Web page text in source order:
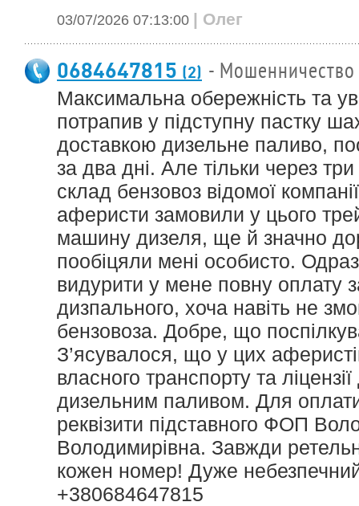
03/07/2026 07:13:00 | Олег
0684647815 (2) - Мошенничество
Максимальна обережність та
потрапив у підступну пастку
доставкою дизельне паливо,
за два дні. Але тільки через
склад бензовоз відомої
аферисти замовили у цього
машину дизеля, ще й значно
пообіцяли мені особисто.
видурити у мене повну оплату
дизпального, хоча навіть не
бензовоза. Добре, що
З’ясувалося, що у цих
власного транспорту та ліцензії
дизельним паливом. Для
реквізити підставного ФОП
Володимирівна. Завжди
кожен номер! Дуже
+380684647815